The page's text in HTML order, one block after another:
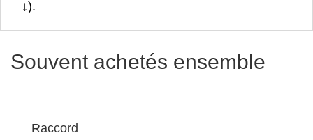
↓).
Souvent achetés ensemble
Raccord